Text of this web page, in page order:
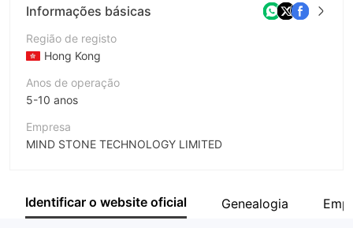
Informações básicas
Região de registo
Hong Kong
Anos de operação
5-10 anos
Empresa
MIND STONE TECHNOLOGY LIMITED
Funcionário da empresa
Identificar o website oficial Genealogia